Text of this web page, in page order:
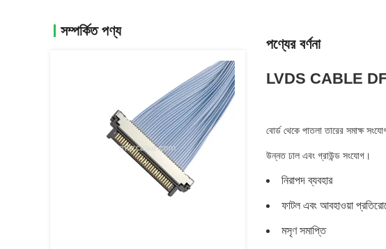
সম্পর্কিত পণ্য
পণ্যের বর্ণনা
LVDS CABLE
বোর্ড থেকে পাতলা তারের সমাক্ষ
উন্নত ঢাল এবং গ্রাউন্ড সংযোগ।
নিরাপদ ব্যবহার
ফাটল এবং আবহাওয়া
মসৃণ সমাপ্তি